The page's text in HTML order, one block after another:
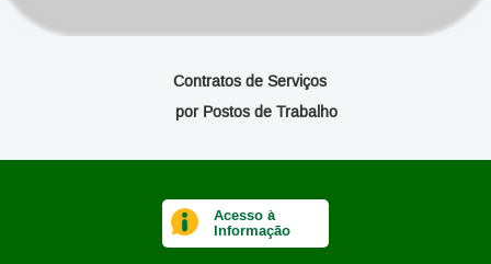
Contratos de Serviços
por Postos de Trabalho
Acesso à
Informação